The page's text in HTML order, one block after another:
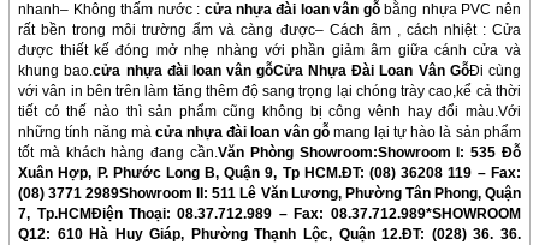
nhanh– Không thấm nước : cửa nhựa đài loan vân gỗ bằng nhựa PVC nên
rất bền trong môi trường ẩm và càng được– Cách âm , cách nhiệt : Cửa
được thiết kế đóng mở nhẹ nhàng với phần giảm âm giữa cánh cửa và
khung bao.cửa nhựa đài loan vân gỗCửa Nhựa Đài Loan Vân GỗĐi cùng
với vân in bên trên làm tăng thêm độ sang trọng lại chóng trày cao,kể cả thời
tiết có thế nào thì sản phẩm cũng không bị công vênh hay đổi màu.Với
những tính năng mà cửa nhựa đài loan vân gỗ mang lại tự hào là sản phẩm
tốt mà khách hàng đang cần.Văn Phòng Showroom:Showroom I: 535 Đỗ
Xuân Hợp, P. Phước Long B, Quận 9, Tp HCM.ĐT: (08) 36208 119 – Fax:
(08) 3771 2989Showroom II: 511 Lê Văn Lương, Phường Tân Phong, Quận
7, Tp.HCMĐiện Thoại: 08.37.712.989 – Fax: 08.37.712.989*SHOWROOM
Q12: 610 Hà Huy Giáp, Phường Thạnh Lộc, Quận 12.ĐT: (028) 36. 36.